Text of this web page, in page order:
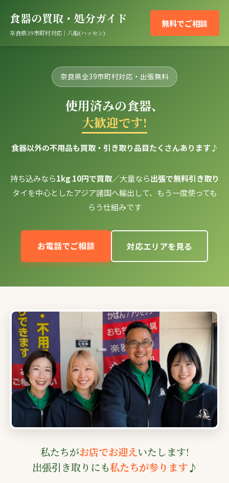
食器の買取・処分ガイド
奈良県39市町村対応｜八船(ハッセン)
無料でご相談
奈良県全39市町村対応・出張無料
使用済みの食器、
大歓迎です!
食器以外の不用品も買取・引き取り品目たくさんあります♪
持ち込みなら1kg 10円で買取／大量なら出張で無料引き取り
タイを中心としたアジア諸国へ輸出して、もう一度使っても
らう仕組みです
お電話でご相談 対応エリアを見る
私たちがお店でお迎えいたします!
出張引き取りにも私たちが参ります♪